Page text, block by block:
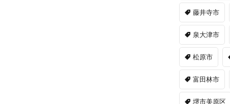
藤井寺市
泉大津市
松原市
富田林市
堺市美原区